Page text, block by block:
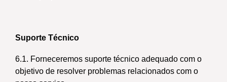
Suporte Técnico
6.1. Forneceremos suporte técnico adequado com o
objetivo de resolver problemas relacionados com o